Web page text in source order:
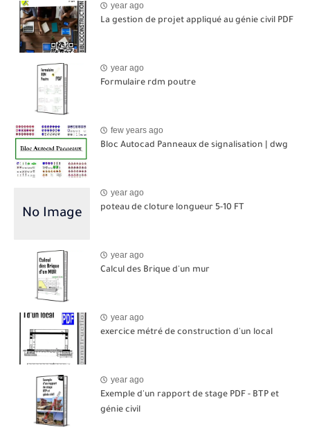
year ago
La gestion de projet appliqué au génie civil PDF
year ago
Formulaire rdm poutre
few years ago
Bloc Autocad Panneaux de signalisation | dwg
year ago
poteau de cloture longueur 5-10 FT
year ago
Calcul des Brique d'un mur
year ago
exercice métré de construction d'un local
year ago
Exemple d'un rapport de stage PDF - BTP et
génie civil